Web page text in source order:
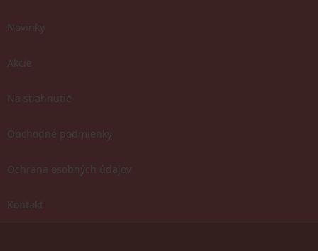
Novinky
Akcie
Na stiahnutie
Obchodné podmienky
Ochrana osobných údajov
Kontakt